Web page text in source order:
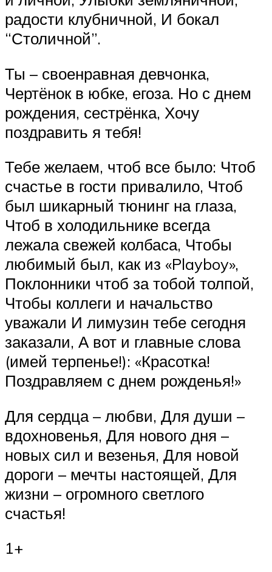
радости клубничной, И бокал
“Столичной”.
Ты – своенравная девчонка,
Чертёнок в юбке, егоза. Но с днем
рождения, сестрёнка, Хочу
поздравить я тебя!
Тебе желаем, чтоб все было: Чтоб
счастье в гости привалило, Чтоб
был шикарный тюнинг на глаза,
Чтоб в холодильнике всегда
лежала свежей колбаса, Чтобы
любимый был, как из «Playboy»,
Поклонники чтоб за тобой толпой,
Чтобы коллеги и начальство
уважали И лимузин тебе сегодня
заказали, А вот и главные слова
(имей терпенье!): «Красотка!
Поздравляем с днем рожденья!»
Для сердца – любви, Для души –
вдохновенья, Для нового дня –
новых сил и везенья, Для новой
дороги – мечты настоящей, Для
жизни – огромного светлого
счастья!
1+